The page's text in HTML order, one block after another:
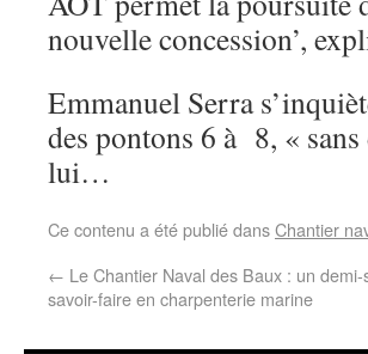
nouvelle concession’,
Emmanuel Serra
des pontons 6 à 8, «
lui…
Ce contenu a été publié dansChantier
← Le Chantier Naval des Baux : un
savoir-faire en charpenterie marine